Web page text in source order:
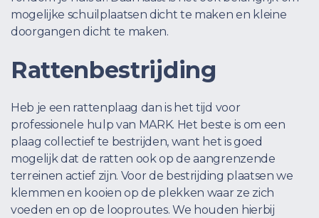
mogelijke schuilplaatsen dicht te maken en kleine
doorgangen dicht te maken.
Rattenbestrijding
Heb je een rattenplaag dan is het tijd voor
professionele hulp van MARK. Het beste is om een
plaag collectief te bestrijden, want het is goed
mogelijk dat de ratten ook op de aangrenzende
terreinen actief zijn. Voor de bestrijding plaatsen we
klemmen en kooien op de plekken waar ze zich
voeden en op de looproutes. We houden hierbij